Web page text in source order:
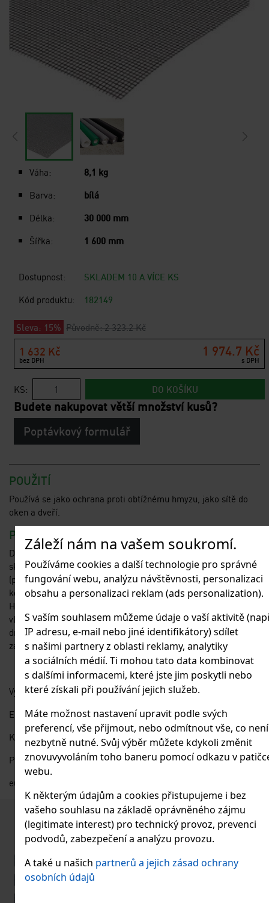
Záleží nám na vašem soukromí.
Používáme cookies a další technologie pro správné
fungování webu, analýzu návštěvnosti, personalizaci
obsahu a personalizaci reklam (ads personalization).
S vaším souhlasem můžeme údaje o vaší aktivitě
IP adresu, e-mail nebo jiné identifikátory) sdílet
s našimi partnery z oblasti reklamy, analytiky
a sociálních médií. Ti mohou tato data kombinovat
s dalšími informacemi, které jste jim poskytli nebo
které získali při používání jejich služeb.
Máte možnost nastavení upravit podle svých
preferencí, vše přijmout, nebo odmítnout vše, co není
nezbytně nutné. Svůj výběr můžete kdykoli změnit
znovuvyvoláním toho baneru pomocí odkazu v
webu.
K některým údajům a cookies přistupujeme i bez
vašeho souhlasu na základě oprávněného zájmu
(legitimate interest) pro technický provoz, prevenci
podvodů, zabezpečení a analýzu provozu.
A také u našich partnerů a jejich zásad ochrany
osobních údajů
Váha:
8,1 kg
Barva:
bílá
Délka:
30 000 mm
Šířka:
1 600 mm
Dostupnost:
SKLADEM 10 A VÍCE KS
Kód produktu:
182149
Sleva: 15% Původně: 2 323.2 Kč
1 632 Kč
bez DPH
1 974.7 Kč
s DPH
KS: DO KOŠÍKU
Budete nakupovat větší množství kusů?
Poptávkový formulář
POUŽITÍ
Používá se jako ochrana proti obtížnému hmyzu, jako sítě do
oken a dveří.
POPIS
Drcené sklo se taví za vysokých teplot a tvoří se z něj tenké
skleněné vlákno, které se následně obaluje PVC
(polyvinylchlorid), Po upletení se síť proti hmyzu protahuje pecí,
kde dochází k tepelné fixaci.
Hlavní výhody sklovlákna jsou neměnné mechanické i fyzikální
vlastnosti (nenatahuje se, nesmršťuje se, za každých podmínek
drží svůj tvar, nereaguje na vzdušnou vlhkost ani na sluneční
záření).
Výhradní distributor do EU:
Eurositex, s.r.o.
K Podlesí 630
Příbram
eurositex@eurositex.cz
Podobné produkty
Děrovaný plech Rv 20/28x1,5 ocel 1x2 m
Dostupnost: